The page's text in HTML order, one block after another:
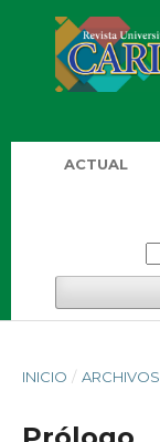
ACTUAL
INICIO / ARCHIVOS